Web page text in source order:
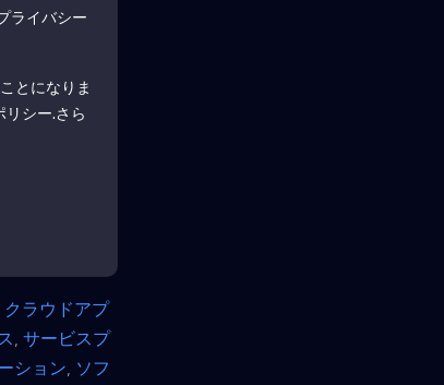
ライバシー
とになりま
リシー.さら
クラウドアプ
,サービスプ
ション, ソフ